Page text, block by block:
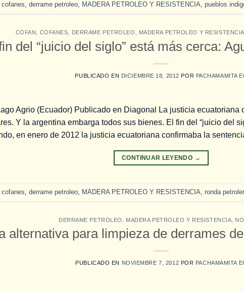
cofanes, derrame petroleo, MADERA PETROLEO Y RESISTENCIA, pueblos
COFAN COFANES DERRAME PETROLEO MADERA PETROLEO Y RESISTENCIA
del “juicio del siglo” está más cerca:
PUBLICADO EN DICIEMBRE 18, 2012 POR PACHAMAMITA
Agrio (Ecuador) Publicado en Diagonal La justicia ecuatoriana
Y la argentina embarga todos sus bienes. El fin del “juicio del
en enero de 2012 la justicia ecuatoriana confirmaba la
CONTINUAR LEYENDO →
cofanes, derrame petroleo, MADERA PETROLEO Y RESISTENCIA, ronda
DERRAME PETROLEO MADERA PETROLEO Y RESISTENCIA
alternativa para limpieza de derrames
PUBLICADO EN NOVIEMBRE 7, 2012 POR PACHAMAMITA